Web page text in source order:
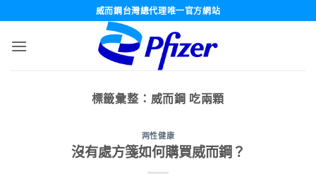
威而鋼台灣總代理唯一官方網站
標籤彙整： 威而鋼 吃兩顆
两性健康
沒有處方箋如何購買威而鋼？